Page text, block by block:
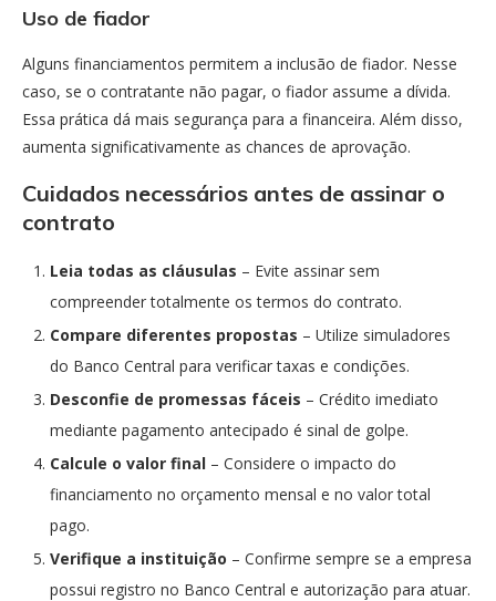
Uso de fiador
Alguns financiamentos permitem a inclusão de fiador. Nesse
caso, se o contratante não pagar, o fiador assume a dívida.
Essa prática dá mais segurança para a financeira. Além disso,
aumenta significativamente as chances de aprovação.
Cuidados necessários antes de assinar o
contrato
Leia todas as cláusulas – Evite assinar sem
compreender totalmente os termos do contrato.
Compare diferentes propostas – Utilize simuladores
do Banco Central para verificar taxas e condições.
Desconfie de promessas fáceis – Crédito imediato
mediante pagamento antecipado é sinal de golpe.
Calcule o valor final – Considere o impacto do
financiamento no orçamento mensal e no valor total
pago.
Verifique a instituição – Confirme sempre se a empresa
possui registro no Banco Central e autorização para atuar.